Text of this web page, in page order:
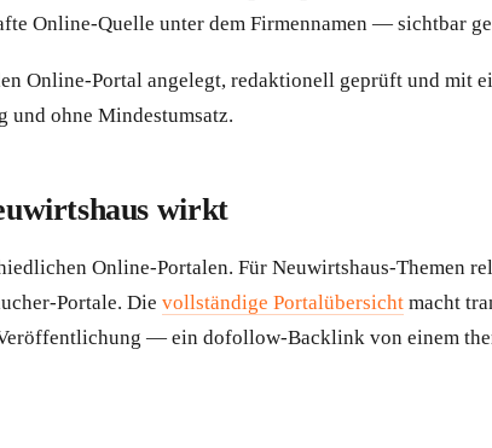
Online-Quelle unter dem Firmennamen — sichtbar
Online-Portal angelegt, redaktionell geprüft und
ohne Mindestumsatz.
wirkt
Online-Portalen. Für Neuwirtshaus-Themen
Portale. Die vollständige Portalübersicht macht
— ein dofollow-Backlink von einem